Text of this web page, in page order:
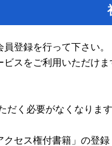
登録を行って下さい。
スをご利用いただけま
だく必要がなくなりま
クセス権付書籍」の登録